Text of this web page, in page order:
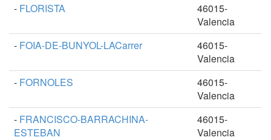
- FLORISTA
46015-
Valencia
- FOIA-DE-BUNYOL-LACarrer
46015-
Valencia
- FORNOLES
46015-
Valencia
- FRANCISCO-BARRACHINA-
ESTEBAN
46015-
Valencia